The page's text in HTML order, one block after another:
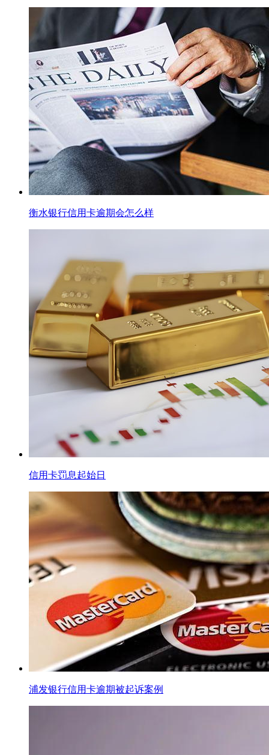
衡水银行信用卡逾期会怎么样
信用卡罚息起始日
浦发银行信用卡逾期被起诉案例